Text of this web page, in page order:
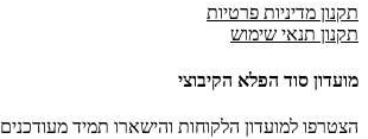
תקנון מדיניות פרטיות
תקנון תנאי שימוש
מועדון סוד הפלא הקיבוצי
הצטרפו למועדון הלקוחות והישארו תמיד מעודכנים